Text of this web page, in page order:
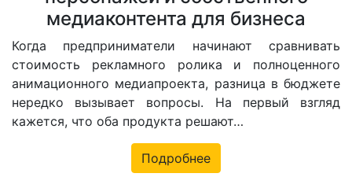
медиаконтента для бизнеса
Когда предприниматели начинают сравнивать
стоимость рекламного ролика и полноценного
анимационного медиапроекта, разница в бюджете
нередко вызывает вопросы. На первый взгляд
кажется, что оба продукта решают…
Подробнее